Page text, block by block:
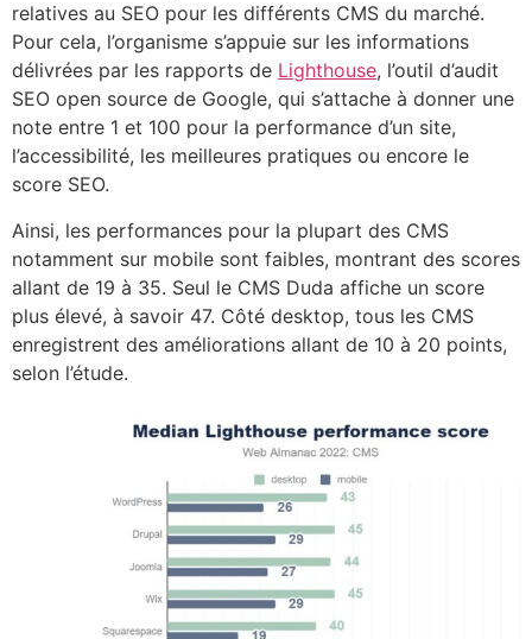
relatives au SEO pour les différents CMS du marché.
Pour cela, l’organisme s’appuie sur les informations
délivrées par les rapports de Lighthouse, l’outil d’audit
SEO open source de Google, qui s’attache à donner une
note entre 1 et 100 pour la performance d’un site,
l’accessibilité, les meilleures pratiques ou encore le
score SEO.
Ainsi, les performances pour la plupart des CMS
notamment sur mobile sont faibles, montrant des scores
allant de 19 à 35. Seul le CMS Duda affiche un score
plus élevé, à savoir 47. Côté desktop, tous les CMS
enregistrent des améliorations allant de 10 à 20 points,
selon l’étude.